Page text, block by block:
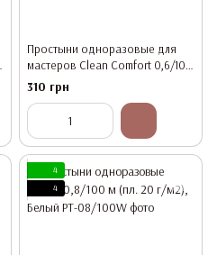
Простыни одноразовые для
мастеров Clean Comfort 0,6/100
м (пл. 20 г/м2) Фиолетовый
310 грн
4
4